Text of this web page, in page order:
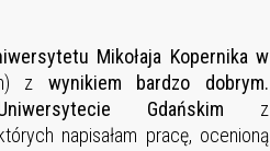
Mikołaja Kopernika w
z wynikiem bardzo dobrym.
Gdańskim z
napisałam pracę, ocenioną